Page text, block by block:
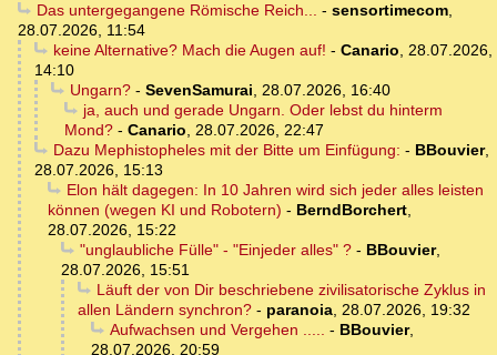
Das untergegangene Römische Reich... - sensortimecom,
28.07.2026, 11:54
keine Alternative? Mach die Augen auf! - Canario, 28.07.2026,
14:10
Ungarn?- SevenSamurai, 28.07.2026, 16:40
ja, auch und gerade Ungarn. Oder lebst du hinterm
Mond? - Canario, 28.07.2026, 22:47
Dazu Mephistopheles mit der Bitte um Einfügung: - BBouvier,
28.07.2026, 15:13
Elon hält dagegen: In 10 Jahren wird sich jeder alles leisten
können (wegen KI und Robotern) - BerndBorchert,
28.07.2026, 15:22
"unglaubliche Fülle" - "Einjeder alles" ?- BBouvier,
28.07.2026, 15:51
Läuft der von Dir beschriebene zivilisatorische Zyklus in
allen Ländern synchron? - paranoia, 28.07.2026, 19:32
Aufwachsen und Vergehen ..... - BBouvier,
28.07.2026, 20:59